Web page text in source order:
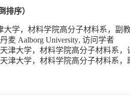
排序）
大学，材料学院高分子材料系，副
麦 Aalborg University, 访问学者
津大学，材料学院高分子材料系，
津大学，材料学院高分子材料系，